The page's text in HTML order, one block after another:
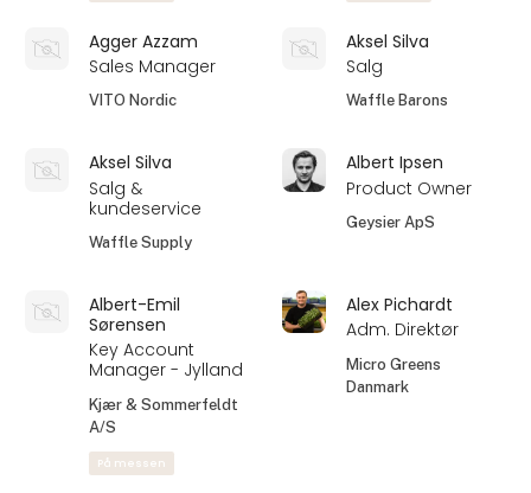
Agger Azzam
Sales Manager
VITO Nordic
Aksel Silva
Salg
Waffle Barons
Aksel Silva
Salg &
kundeservice
Waffle Supply
Albert Ipsen
Product Owner
Geysier ApS
Albert-Emil
Sørensen
Key Account
Manager - Jylland
Kjær & Sommerfeldt
A/S
På messen
Alex Pichardt
Adm. Direktør
Micro Greens
Danmark